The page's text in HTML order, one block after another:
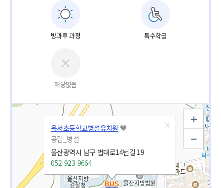
방과후 과정 특수학급
해당없음
옥서초등학교병설유치원
공립_병설
울산광역시 남구 법대로14번길 19
052-923-9664